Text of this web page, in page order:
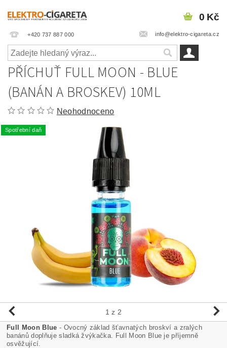
+420 737 887 000 info@elektro-cigareta.cz
0 Kč
PŘÍCHUŤ FULL MOON - BLUE
(BANÁN A BROSKEV) 10ML
Neohodnoceno
Spotřební daň
1 z 2
Full Moon Blue - Ovocný základ šťavnatých broskví a zralých
banánů doplňuje sladká žvýkačka. Full Moon Blue je příjemně
osvěžující.